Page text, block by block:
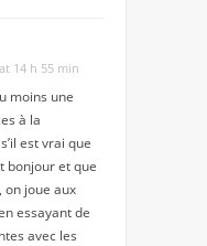
14 h 55 min
moins une
à la
est vrai que
bonjour et que
on joue aux
essayant de
avec les